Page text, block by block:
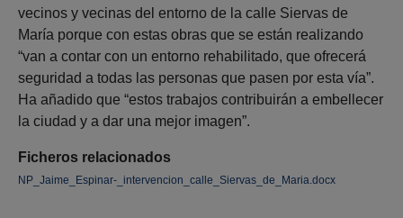
Ficheros relacionados
NP_Jaime_Espinar-_intervencion_calle_Siervas_de_Maria.docx
vecinos y vecinas del entorno de la calle Siervas de
María porque con estas obras que se están realizando
“van a contar con un entorno rehabilitado, que ofrecerá
seguridad a todas las personas que pasen por esta vía”.
Ha añadido que “estos trabajos contribuirán a embellecer
la ciudad y a dar una mejor imagen”.